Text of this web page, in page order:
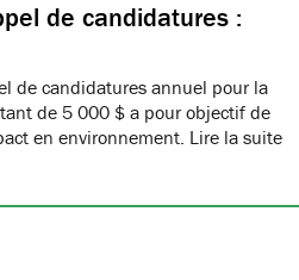
de candidatures :
de candidatures annuel pour la
de 5 000 $ a pour objectif de
en environnement. Lire la suite